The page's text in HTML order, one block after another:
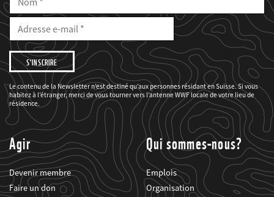
Nom
E-
Mail
Adresse
mail
Je
souhaite
être
informé(e)
des
projets
du
WWF.
Le contenu de la Newsletter n’est destiné qu’aux personnes résidant en Suisse. Si vous
habitez à l’étranger, merci de vous tourner vers l’antenne WWF locale de votre lieu de
résidence.
Agir
Devenir membre
Faire un don
Qui sommes-nous?
Emplois
Organisation